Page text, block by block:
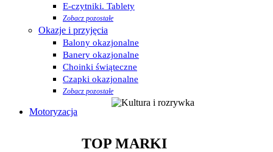
E-czytniki. Tablety
Zobacz pozostałe
Okazje i przyjęcia
Balony okazjonalne
Banery okazjonalne
Choinki świąteczne
Czapki okazjonalne
Zobacz pozostałe
Motoryzacja
TOP MARKI